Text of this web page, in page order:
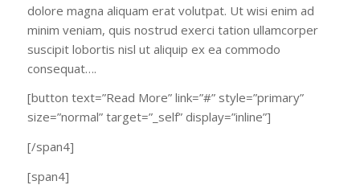
dolore magna aliquam erat volutpat. Ut wisi enim ad
minim veniam, quis nostrud exerci tation ullamcorper
suscipit lobortis nisl ut aliquip ex ea commodo
consequat….
[button text=”Read More” link=”#” style=”primary”
size=”normal” target=”_self” display=”inline”]
[/span4]
[span4]